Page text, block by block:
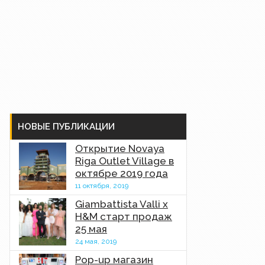
НОВЫЕ ПУБЛИКАЦИИ
Открытие Novaya
Riga Outlet Village в
октябре 2019 года
11 октября, 2019
Giambattista Valli x
H&M старт продаж
25 мая
24 мая, 2019
Pop-up магазин